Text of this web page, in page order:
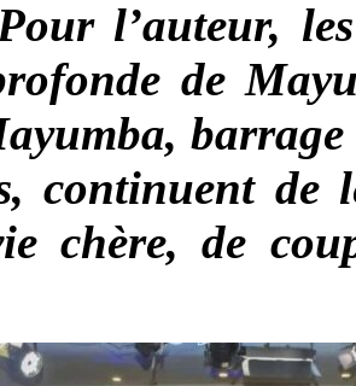
l’auteur,
de
continuent de
chère, de